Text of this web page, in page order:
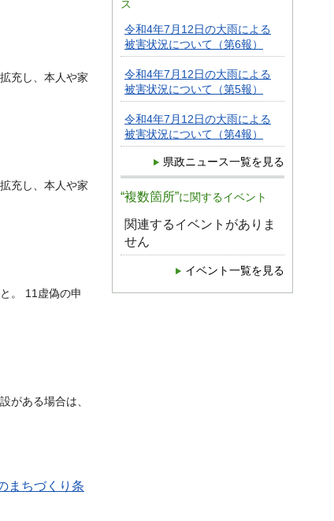
ス
令和4年7月12日の大雨による
被害状況について（第6報）
令和4年7月12日の大雨による
被害状況について（第5報）
令和4年7月12日の大雨による
被害状況について（第4報）
県政ニュース一覧を見る
“複数箇所”に関するイベント
関連するイベントがありま
せん
イベント一覧を見る
充し、本人や家
充し、本人や家
。 11虚偽の申
がある場合は、
まちづくり条